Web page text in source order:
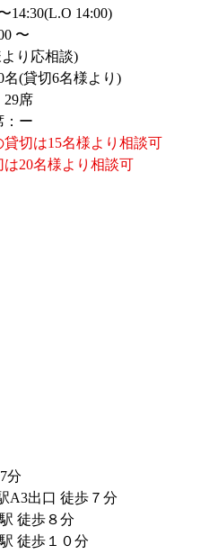
14:30(L.O 14:00)
〜
り応相談)
名(貸切6名様より)
29席
：ー
貸切は15名様より相談可
は20名様より相談可
分
A3出口 徒歩７分
徒歩８分
徒歩１０分